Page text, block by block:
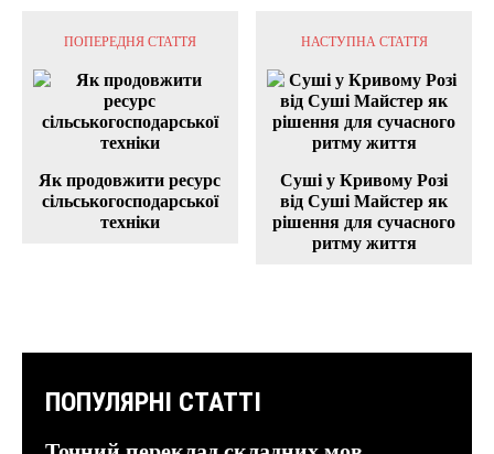
ПОПЕРЕДНЯ СТАТТЯ
Як продовжити ресурс
сільськогосподарської
техніки
НАСТУПНА СТАТТЯ
Суші у Кривому Розі
від Суші Майстер як
рішення для сучасного
ритму життя
ПОПУЛЯРНІ СТАТТІ